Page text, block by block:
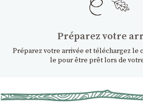
Préparez votre
Préparez votre arrivée et téléchargez le
le pour être prêt lors de